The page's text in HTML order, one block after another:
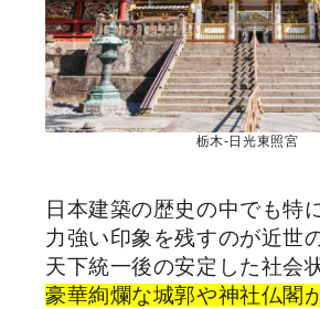
栃木-日光東照宮
日本建築の歴史の中でも特
力強い印象を残すのが近世
天下統一後の安定した社会
豪華絢爛な城郭や神社仏閣